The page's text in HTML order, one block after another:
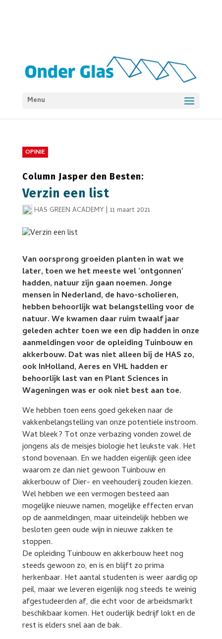
Menu
OPINIE
Column Jasper den Besten:
Verzin een list
HAS GREEN ACADEMY| 11 maart 2021
Van oorsprong groeiden planten in wat we
later, toen we het meeste wel ‘ontgonnen’
hadden, natuur zijn gaan noemen. Jonge
mensen in Nederland, de havo-scholieren,
hebben behoorlijk wat belangstelling voor de
natuur. We kwamen daar ruim twaalf jaar
geleden achter toen we een dip hadden in onze
aanmeldingen voor de opleiding Tuinbouw en
akkerbouw. Dat was niet alleen bij de HAS zo,
ook InHolland, Aeres en VHL hadden er
behoorlijk last van en Plant Sciences in
Wageningen was er ook niet best aan toe.
We hebben toen eens goed gekeken naar de
vakkenbelangstelling van onze potentiele instroom.
Wat bleek? Tot onze verbazing vonden zowel de
jongens als de meisjes biologie het leukste vak. Het
stond bovenaan. En we hadden eigenlijk geen idee
waarom ze dan niet gewoon Tuinbouw en
akkerbouw of Dier- en veehouderij zouden kiezen.
Wel hebben we een vermogen besteed aan
mogelijke nieuwe namen, mogelijke effecten ervan
op de aanmeldingen, maar uiteindelijk hebben we
besloten geen oude wijn in nieuwe zakken te
stoppen.
De opleiding Tuinbouw en akkerbouw heet nog
steeds gewoon zo, en is en blijft zo prima
herkenbaar. Het aantal studenten is weer aardig op
peil, maar we leveren eigenlijk nog steeds te weinig
afgestudeerden af, die echt voor de arbeidsmarkt
beschikbaar komen. Het ouderlijk bedrijf lokt en de
rest is elders snel aan de bak.